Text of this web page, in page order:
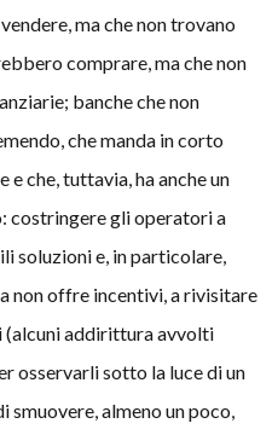
ma che non trovano
comprare, ma che non
banche che non
che manda in corto
che, tuttavia, ha anche un
costringere gli operatori a
soluzioni e, in particolare,
non offre incentivi, a rivisitare
addirittura avvolti
osservarli sotto la luce di un
almeno un poco,